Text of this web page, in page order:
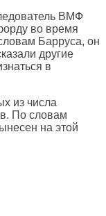
ВМФ
во время
Барруса, он
другие
в
из числа
По словам
на этой